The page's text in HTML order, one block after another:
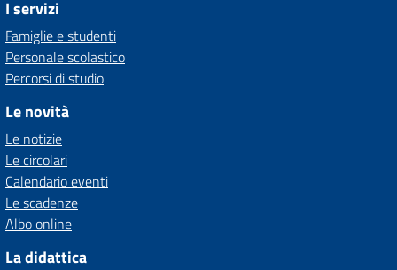
I servizi
Famiglie e studenti
Personale scolastico
Percorsi di studio
Le novità
Le notizie
Le circolari
Calendario eventi
Le scadenze
Albo online
La didattica